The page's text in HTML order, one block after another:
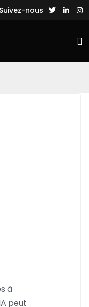
Des hackers chinois
Suivez-nous
à
peut